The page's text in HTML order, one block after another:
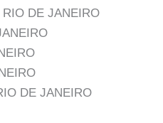
DE JANEIRO
DE JANEIRO